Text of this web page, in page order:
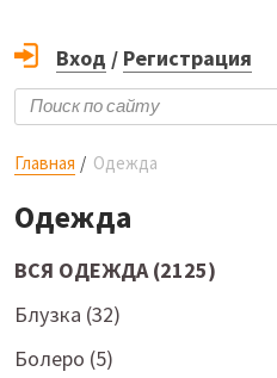
Вход / Регистрация
Главная Одежда
Одежда
ВСЯ ОДЕЖДА (2125)
Блузка (32)
Болеро (5)